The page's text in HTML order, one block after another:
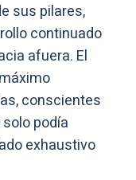
sus pilares,
continuado
afuera. El
conscientes
podía
exhaustivo